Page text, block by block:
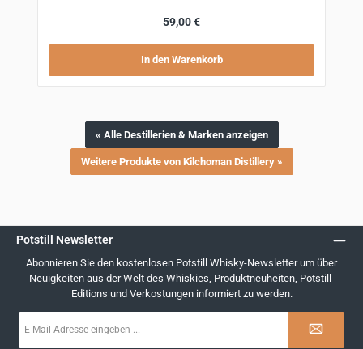
Regulärer Preis:
59,00 €
In den Warenkorb
« Alle Destillerien & Marken anzeigen
Weitere Produkte von Kilchoman Distillery »
Potstill Newsletter
Abonnieren Sie den kostenlosen Potstill Whisky-Newsletter um über
Neuigkeiten aus der Welt des Whiskies, Produktneuheiten, Potstill-
Editions und Verkostungen informiert zu werden.
Mail-